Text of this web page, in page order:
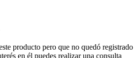
producto pero que no quedó registrado
en él puedes realizar una consulta